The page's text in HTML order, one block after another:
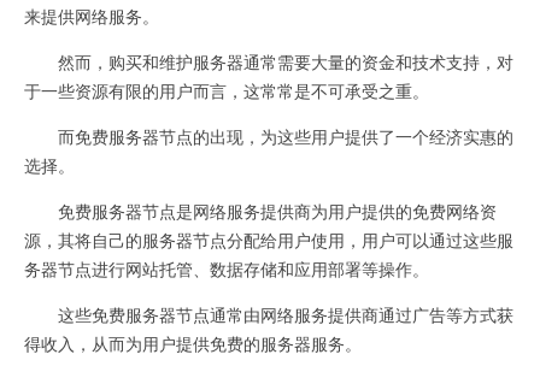
来提供网络服务。
然而，购买和维护服务器通常需要大量的资金和技术支持，对
于一些资源有限的用户而言，这常常是不可承受之重。
而免费服务器节点的出现，为这些用户提供了一个经济实惠的
选择。
免费服务器节点是网络服务提供商为用户提供的免费网络资
源，其将自己的服务器节点分配给用户使用，用户可以通过这些服
务器节点进行网站托管、数据存储和应用部署等操作。
这些免费服务器节点通常由网络服务提供商通过广告等方式获
得收入，从而为用户提供免费的服务器服务。